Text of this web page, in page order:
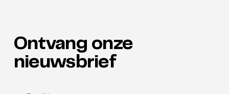
Talenten in de spotlight
Ontvang onze
nieuwsbrief